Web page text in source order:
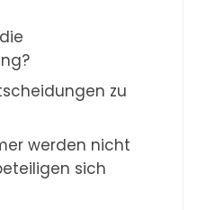
zu
werden nicht
sich